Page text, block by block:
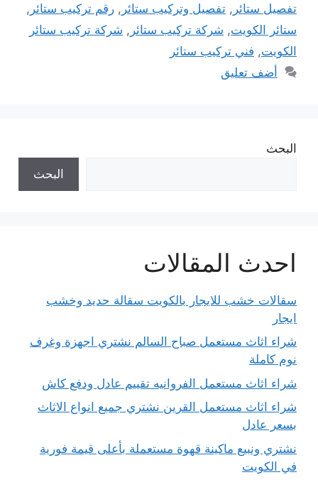
تفصيل ستائر , تفصيل وتركيب ستائر , رقم تركيب ستائر ,
ستائر الكويت, شركة تركيب ستائر , شركة تركيب ستائر
الكويت, فني تركيب ستائر
أضف تعليق
البحث
البحث
احدث المقالات
سقالات خشب للايجار بالكويت سقالة حديد وخشب
ايجار
شراء اثاث مستعمل صباح السالم نشتري اجهزة وغرف
نوم كاملة
شراء اثاث مستعمل الفروانيه تقييم عادل ودفع كاش
شراء اثاث مستعمل القرين نشتري جميع انواع الاثاث
بسعر عادل
نشتري ونبيع ماكينة قهوة مستعملة بأعلى قيمة فورية
في الكويت